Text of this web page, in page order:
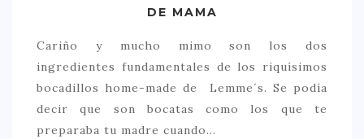
DE MAMA
Cariño y mucho mimo son los dos
ingredientes fundamentales de los riquísimos
bocadillos home-made de Lemme´s. Se podía
decir que son bocatas como los que te
preparaba tu madre cuando…